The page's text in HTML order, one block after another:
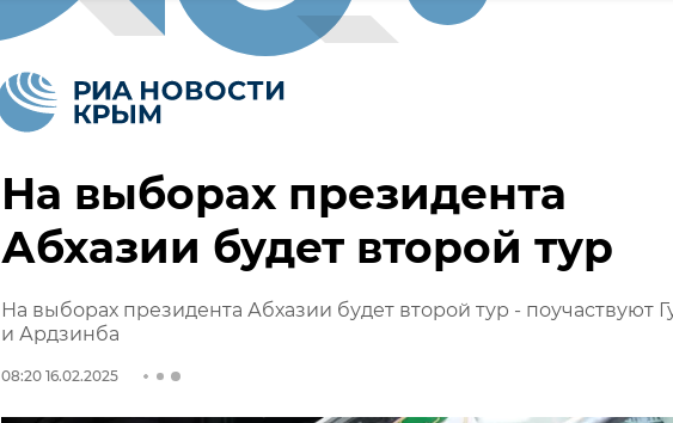
На выборах президента
Абхазии будет второй тур
На выборах президента Абхазии будет второй тур - поучаствуют
и Ардзинба
08:20 16.02.2025